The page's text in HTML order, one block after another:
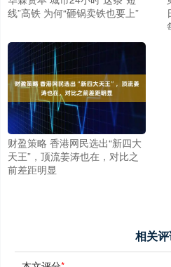
线”高铁 为何“砸锅卖铁也要上”
财盈策略 香港网民选出“新四大
天王”，顶流姜涛也在，对比之
前差距明显
相关